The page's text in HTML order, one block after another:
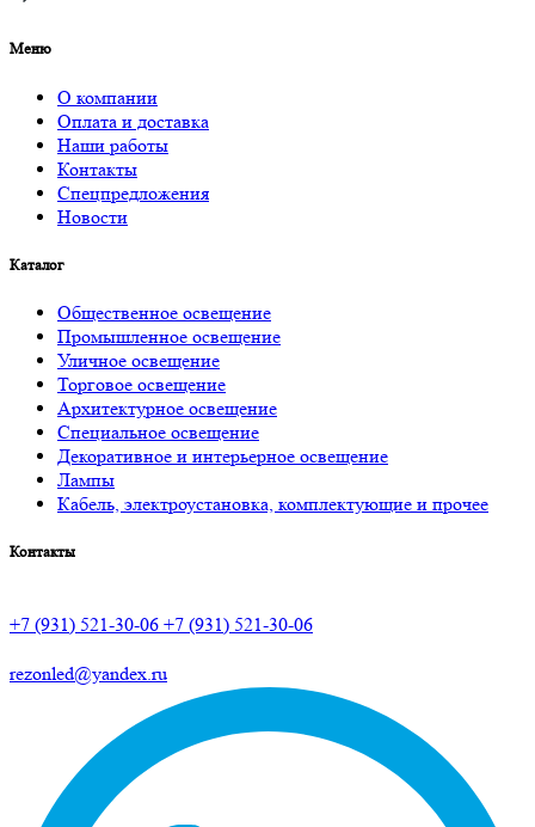
Меню
О компании
Оплата и доставка
Наши работы
Контакты
Спецпредложения
Новости
Каталог
Общественное освещение
Промышленное освещение
Уличное освещение
Торговое освещение
Архитектурное освещение
Специальное освещение
Декоративное и интерьерное освещение
Лампы
Кабель, электроустановка, комплектующие и прочее
Контакты
+7 (931) 521-30-06 +7 (931) 521-30-06
rezonled@yandex.ru